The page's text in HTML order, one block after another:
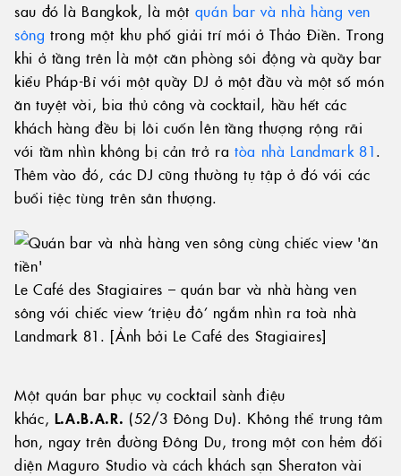
sau đó là Bangkok, là một quán bar và nhà hàng ven
sông trong một khu phố giải trí mới ở Thảo Điền. Trong
khi ở tầng trên là một căn phòng sôi động và quầy bar
kiểu Pháp-Bỉ với một quầy DJ ở một đầu và một số món
ăn tuyệt vời, bia thủ công và cocktail, hầu hết các
khách hàng đều bị lôi cuốn lên tầng thượng rộng rãi
với tầm nhìn không bị cản trở ratòa nhà Landmark 81.
Thêm vào đó, các DJ cũng thường tụ tập ở đó với các
buổi tiệc tùng trên sân thượng.
Le Café des Stagiaires – quán bar và nhà hàng ven
sông với chiếc view ‘triệu đô’ ngắm nhìn ra toà nhà
Landmark 81. [Ảnh bởi Le Café des Stagiaires]
Một quán bar phục vụ cocktail sành điệu
khác, L.A.B.A.R. (52/3 Đông Du). Không thể trung tâm
hơn, ngay trên đường Đông Du, trong một con hẻm đối
diện Maguro Studio và cách khách sạn Sheraton vài